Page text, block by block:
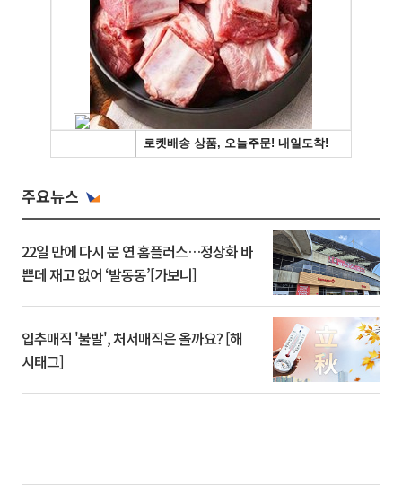
주요뉴스
22일 만에 다시 문 연 홈플러스…정상화 바
쁜데 재고 없어 ‘발동동’[가보니]
입추매직 '불발', 처서매직은 올까요? [해
시태그]